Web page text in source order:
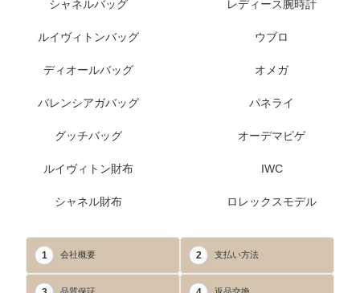
シャネルバッグ
ルイヴィトンバッグ
ディオールバッグ
バレンシアガバッグ
グッチバッグ
ルイヴィトン財布
シャネル財布
レディース腕時計
ウブロ
オメガ
パネライ
オーデマピゲ
IWC
ロレックスモデル
1 会社概要 2 支払い方法